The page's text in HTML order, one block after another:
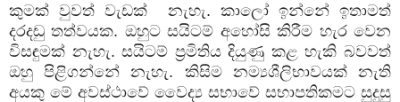
කුමක් වුවත් වැඩක්
නැහැ. කාලෝ ඉන්නේ ඉතාමත්
දරදඬු තත්වයක. ඔහුට සයිටම් අහෝසි කිරීම හැර වෙන
විසඳුමක් නැහැ. සයිටම් ප්‍රමිතිය දියුණු කළ හැකි බවවත්
ඔහු පිළිගන්නේ නැහැ. කිසිම නම්‍යශීලිභාවයක් නැති
අයකු මේ අවස්ථාවේ වෛද්‍ය සභාවේ සභාපතිකමට සුදුසු